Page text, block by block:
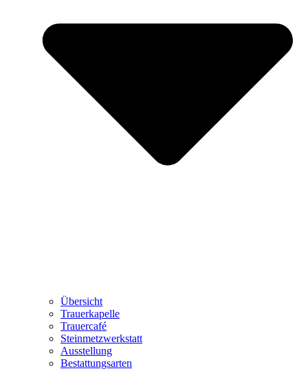
Übersicht
Trauerkapelle
Trauercafé
Steinmetzwerkstatt
Ausstellung
Bestattungsarten